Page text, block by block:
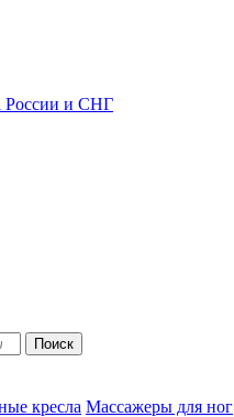
России и СНГ
кресла Массажеры для ног
Поиск